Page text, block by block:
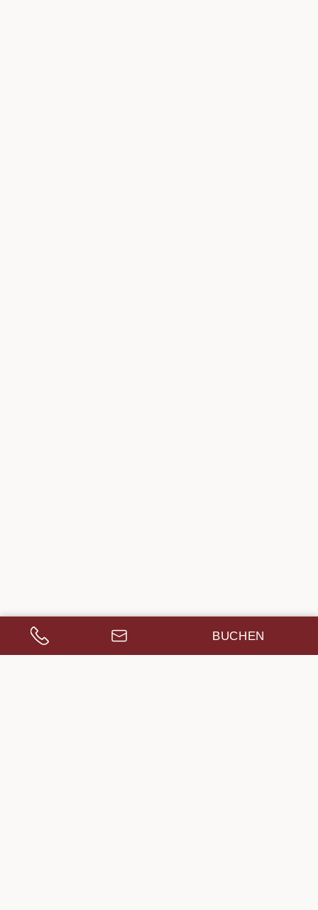
ANRUFEN ANFRAGEN BUCHEN